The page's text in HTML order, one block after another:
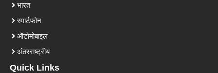
भारत
स्मार्टफोन
ऑटोमोबाइल
अंतरराष्ट्रीय
Quick Links